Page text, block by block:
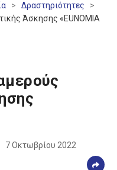
> Δραστηριότητες
>
Άσκησης «EUNOMIA
7 Οκτωβρίου 2022